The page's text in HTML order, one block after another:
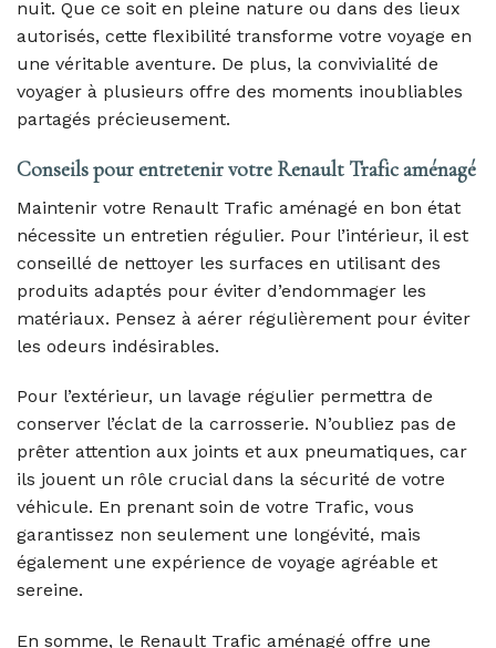
nuit. Que ce soit en pleine nature ou dans des lieux
autorisés, cette flexibilité transforme votre voyage en
une véritable aventure. De plus, la convivialité de
voyager à plusieurs offre des moments inoubliables
partagés précieusement.
Conseils pour entretenir votre Renault Trafic aménagé
Maintenir votre Renault Trafic aménagé en bon état
nécessite un entretien régulier. Pour l’intérieur, il est
conseillé de nettoyer les surfaces en utilisant des
produits adaptés pour éviter d’endommager les
matériaux. Pensez à aérer régulièrement pour éviter
les odeurs indésirables.
Pour l’extérieur, un lavage régulier permettra de
conserver l’éclat de la carrosserie. N’oubliez pas de
prêter attention aux joints et aux pneumatiques, car
ils jouent un rôle crucial dans la sécurité de votre
véhicule. En prenant soin de votre Trafic, vous
garantissez non seulement une longévité, mais
également une expérience de voyage agréable et
sereine.
En somme, le Renault Trafic aménagé offre une